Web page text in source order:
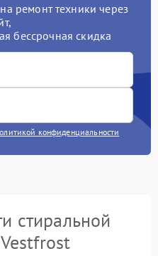
ремонт техники через
бессрочная скидка
конфиденциальности
стиральной